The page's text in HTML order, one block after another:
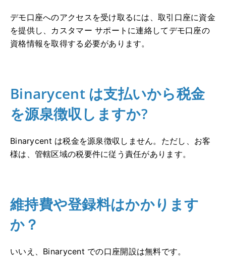
デモ口座へのアクセスを受け取るには、取引口座に資金
を提供し、カスタマー サポートに連絡してデモ口座の
資格情報を取得する必要があります。
Binarycent は支払いから税金
を源泉徴収しますか?
Binarycent は税金を源泉徴収しません。 ただし、お客
様は、管轄区域の税要件に従う責任があります。
維持費や登録料はかかります
か？
いいえ、Binarycent での口座開設は無料です。